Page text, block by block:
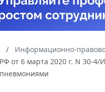
Информационно-
от 6 марта 2020 г. N 30-